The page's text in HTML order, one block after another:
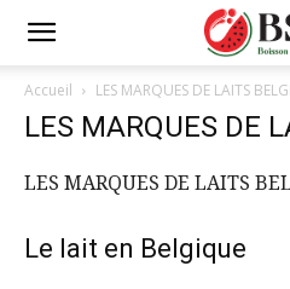
Accueil LES MARQUES DE LAITS
LES MARQUES DE
LES MARQUES DE LAITS
Le lait en Belgique